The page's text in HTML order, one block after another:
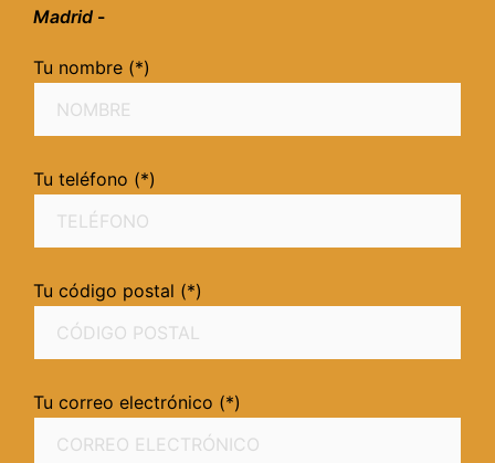
Madrid -
Tu nombre (*)
Tu teléfono (*)
Tu código postal (*)
Tu correo electrónico (*)